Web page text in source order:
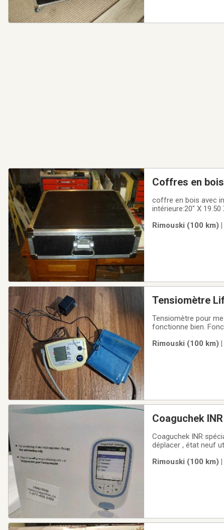
Coffres en
coffre en bois avec
intérieure:20" X 19.50
Rimouski (100 km)
Tensiomètre
Tensiomètre pour
fonctionne bien.
Rimouski (100 km)
Coaguchek
Coaguchek INR
déplacer , état neuf
Rimouski (100 km)